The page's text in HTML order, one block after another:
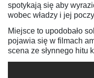
spotykają się aby
wobec władzy i jej
Miejsce to upodobało
pojawia się w filmach
scena ze słynnego hitu